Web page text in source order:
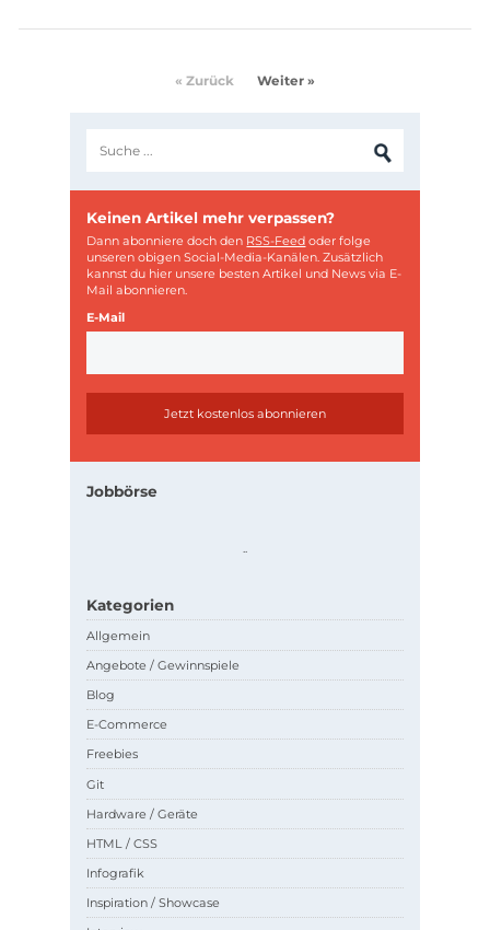
« Zurück Weiter »
Keinen Artikel mehr verpassen?
Dann abonniere doch den RSS-Feed oder folge
unseren obigen Social-Media-Kanälen. Zusätzlich
kannst du hier unsere besten Artikel und News via E-
Mail abonnieren.
E-Mail
Jobbörse
..
Kategorien
Allgemein
Angebote / Gewinnspiele
Blog
E-Commerce
Freebies
Git
Hardware / Geräte
HTML / CSS
Infografik
Inspiration / Showcase